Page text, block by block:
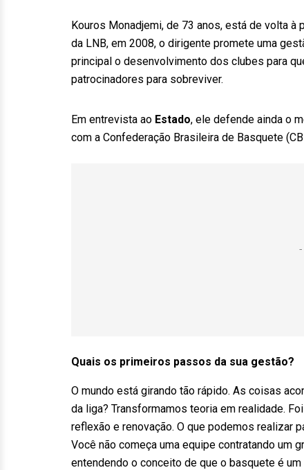
Kouros Monadjemi, de 73 anos, está de volta
da LNB, em 2008, o dirigente promete uma
principal o desenvolvimento dos clubes para
patrocinadores para sobreviver.
Em entrevista ao Estado, ele defende ainda o
com a Confederação Brasileira de Basquete
Quais os primeiros passos da sua gestão?
O mundo está girando tão rápido. As coisas
da liga? Transformamos teoria em realidade.
reflexão e renovação. O que podemos realizar
Você não começa uma equipe contratando um
entendendo o conceito de que o basquete é